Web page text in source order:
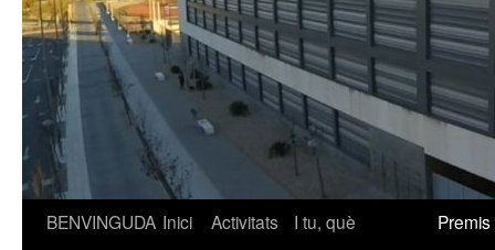
Vés
BENVINGUDA Inici Activitats
I tu, què
Premis